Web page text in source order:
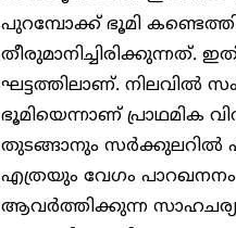
പുറമ്പോക്ക് ഭൂമി
ഘട്ടത്തിലാണ്. നിലവിൽ
ഭൂമിയെന്നാണ് പ്രാഥമിക
തുടങ്ങാനും സർക്കുലറിൽ
എത്രയും വേ​ഗം
ആവർത്തിക്കുന്ന